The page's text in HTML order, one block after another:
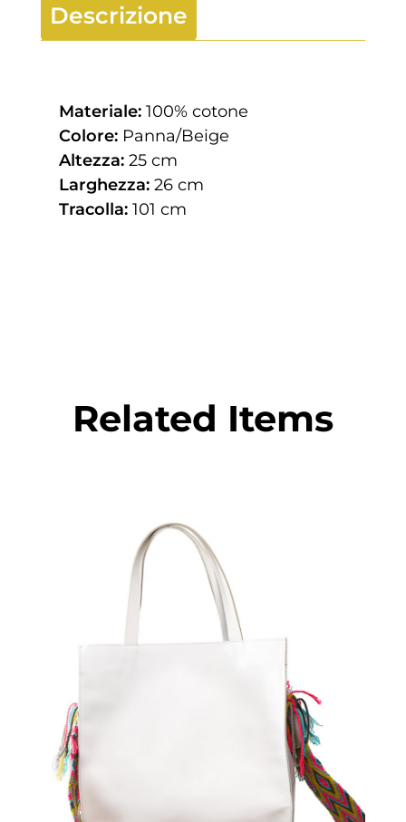
Descrizione
Materiale: 100% cotone
Colore: Panna/Beige
Altezza: 25 cm
Larghezza: 26 cm
Tracolla: 101 cm
Related Items